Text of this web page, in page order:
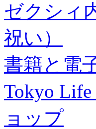
ゼクシィ
祝い）
書籍と電
Tokyo
ョップ